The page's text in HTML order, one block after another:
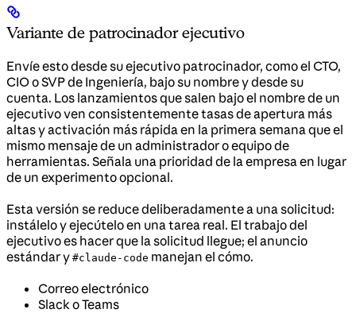
Variante de patrocinador ejecutivo
Envíe esto desde su ejecutivo patrocinador, como el CTO,
CIO o SVP de Ingeniería, bajo su nombre y desde su
cuenta. Los lanzamientos que salen bajo el nombre de un
ejecutivo ven consistentemente tasas de apertura más
altas y activación más rápida en la primera semana que el
mismo mensaje de un administrador o equipo de
herramientas. Señala una prioridad de la empresa en lugar
de un experimento opcional.
Esta versión se reduce deliberadamente a una solicitud:
instálelo y ejecútelo en una tarea real. El trabajo del
ejecutivo es hacer que la solicitud llegue; el anuncio
estándar y #claude-code manejan el cómo.
Correo electrónico
Slack o Teams